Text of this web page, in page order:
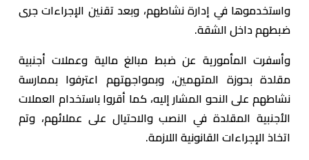
واستخدموها في إدارة نشاطهم، وبعد تقنين الإجراءات جرى
ضبطهم داخل الشقة.
وأسفرت المأمورية عن ضبط مبالغ مالية وعملات أجنبية
مقلدة بحوزة المتهمين، وبمواجهتهم اعترفوا بممارسة
نشاطهم على النحو المشار إليه، كما أقروا باستخدام العملات
الأجنبية المقلدة في النصب والاحتيال على عملائهم، وتم
اتخاذ الإجراءات القانونية اللازمة.